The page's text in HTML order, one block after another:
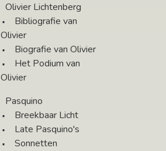
Olivier Lichtenberg
Bibliografie van
Olivier
Biografie van Olivier
Het Podium van
Olivier
Pasquino
Breekbaar Licht
Late Pasquino's
Sonnetten